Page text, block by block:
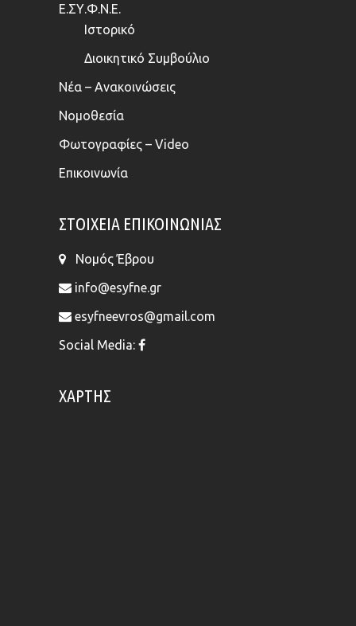
Ε.ΣΥ.Φ.Ν.Ε.
Ιστορικό
Διοικητικό Συμβούλιο
Νέα – Ανακοινώσεις
Νομοθεσία
Φωτογραφίες – Video
Επικοινωνία
ΣΤΟΙΧΕΊΑ ΕΠΙΚΟΙΝΩΝΊΑΣ
Νομός Έβρου
info@esyfne.gr
esyfneevros@gmail.com
Social Media:
ΧΆΡΤΗΣ